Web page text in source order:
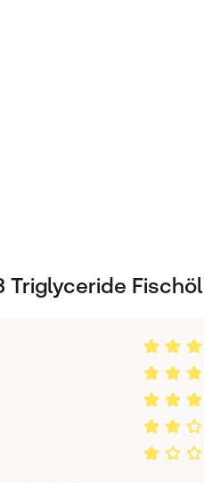
mit ausreichend Wasser
sind kein Ersatz für eine
Ernährung und eine
Triglyceride Fischöl